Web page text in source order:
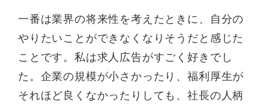
一番は業界の将来性を考えたときに、自分の
やりたいことができなくなりそうだと感じた
ことです。私は求人広告がすごく好きでし
た。企業の規模が小さかったり、福利厚生が
それほど良くなかったりしても、社長の人柄